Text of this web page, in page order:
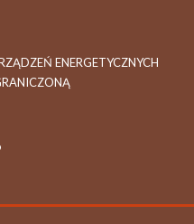
ENERGETYCZNYCH